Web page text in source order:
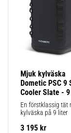
Mjuk kylväska
Dometic PSC 9
Cooler Slate -
En förstklassig tät
kylväska på 9 liter
3 195 kr